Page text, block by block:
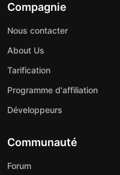
Compagnie
Nous contacter
About Us
Tarification
Programme d'affiliation
Développeurs
Communauté
Forum